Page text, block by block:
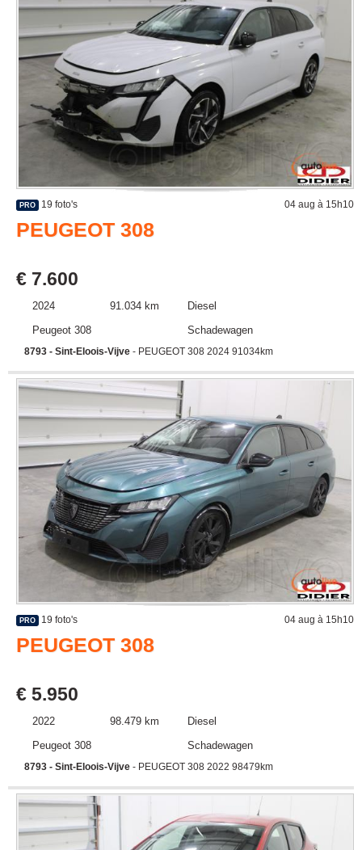
PRO 19 foto's 04 aug à 15h10
PEUGEOT 308
€ 7.600
2024 91.034 km
Diesel
Peugeot 308
Schadewagen
8793 - Sint-Eloois-Vijve - PEUGEOT 308 2024 91034km
PRO 19 foto's 04 aug à 15h10
PEUGEOT 308
€ 5.950
2022 98.479 km
Diesel
Peugeot 308
Schadewagen
8793 - Sint-Eloois-Vijve - PEUGEOT 308 2022 98479km